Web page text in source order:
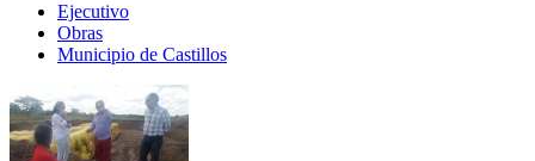
Ejecutivo
Obras
Municipio de Castillos